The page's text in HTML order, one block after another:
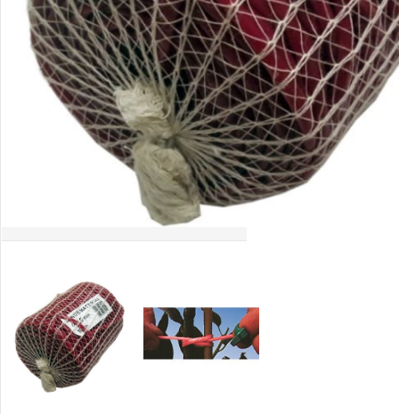
Palīglīdzekļi augu audzēšanai(72)
Klientu Diena
Novatec - izcils mēslošanai arī
sezonas otrajā pusē!
Piedāvājums ābeļdārziem
TOP piemājas dārzam 2024